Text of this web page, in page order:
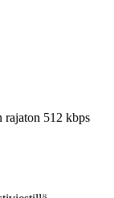
rajaton 512 kbps